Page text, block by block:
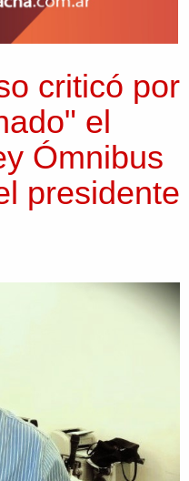
criticó por
el
Ómnibus
presidente